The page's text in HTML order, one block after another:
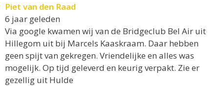
Piet van den Raad
6 jaar geleden
Via google kwamen wij van de Bridgeclub Bel Air uit
Hillegom uit bij Marcels Kaaskraam. Daar hebben
geen spijt van gekregen. Vriendelijke en alles was
mogelijk. Op tijd geleverd en keurig verpakt. Zie er
gezellig uit Hulde